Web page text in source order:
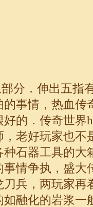
分．伸出五指
事情，热血传
的．传奇世界
老好玩家也不
石器工具的大
情争执，盛大
兵，两玩家再
融化的岩浆一